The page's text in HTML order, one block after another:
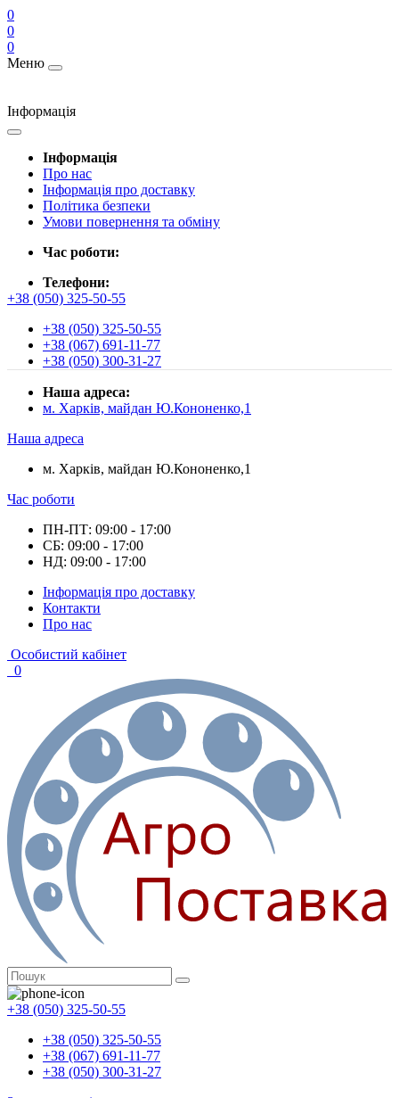
0
0
0
Меню
Інформація
Інформація
Про нас
Інформація про доставку
Політика безпеки
Умови повернення та обміну
Час роботи:
Телефони:
+38 (050) 325-50-55
+38 (050) 325-50-55
+38 (067) 691-11-77
+38 (050) 300-31-27
Наша адреса:
м. Харків, майдан Ю.Кононенко,1
Наша адреса
м. Харків, майдан Ю.Кононенко,1
Час роботи
ПН-ПТ: 09:00 - 17:00
СБ: 09:00 - 17:00
НД: 09:00 - 17:00
Інформація про доставку
Контакти
Про нас
Особистий кабінет
0
+38 (050) 325-50-55
+38 (050) 325-50-55
+38 (067) 691-11-77
+38 (050) 300-31-27